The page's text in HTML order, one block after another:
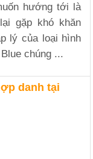
hướng tới là
gặp khó khăn
lý của loại hình
chúng ...
danh tại